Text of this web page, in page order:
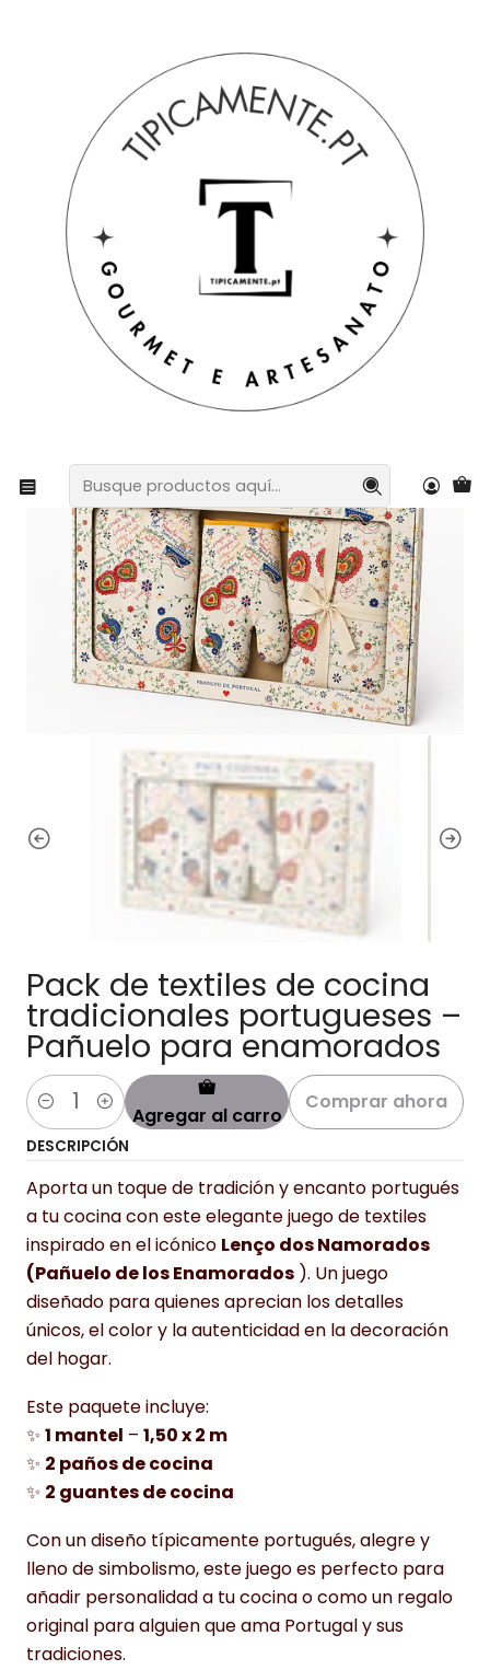
Sugerencias de regalos Sugerencias de regalos
Pack de textiles de cocina tradicionales portugueses –
Pañuelo para enamorados
Pack de textiles de cocina
tradicionales portugueses –
Pañuelo para enamorados
Cantidad Agregar al carro
Comprar ahora
DESCRIPCIÓN
Aporta un toque de tradición y encanto portugués
a tu cocina con este elegante juego de textiles
inspirado en el icónico Lenço dos Namorados
(Pañuelo de los Enamorados ). Un juego
diseñado para quienes aprecian los detalles
únicos, el color y la autenticidad en la decoración
del hogar.
Este paquete incluye:
✨ 1 mantel – 1,50 x 2 m
✨ 2 paños de cocina
✨ 2 guantes de cocina
Con un diseño típicamente portugués, alegre y
lleno de simbolismo, este juego es perfecto para
añadir personalidad a tu cocina o como un regalo
original para alguien que ama Portugal y sus
tradiciones.